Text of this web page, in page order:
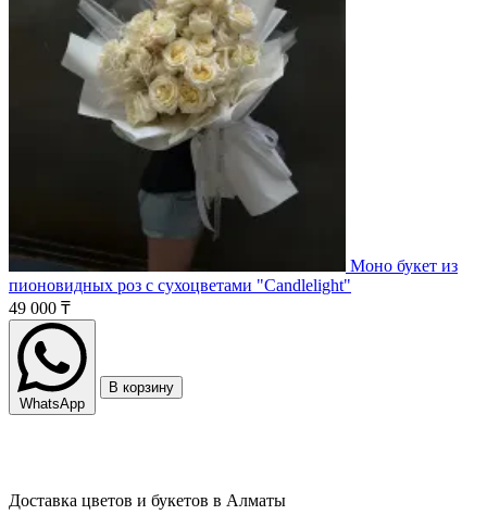
Моно букет из
пионовидных роз с сухоцветами "Candlelight"
49 000 ₸
WhatsApp
В корзину
Доставка цветов и букетов в Алматы